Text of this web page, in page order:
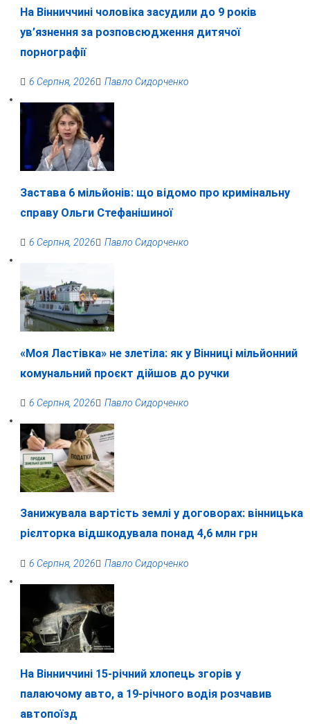
На Вінниччині чоловіка засудили до 9 років
ув’язнення за розповсюдження дитячої
порнографії
6 Серпня, 2026 Павло Сидорченко
Застава 6 мільйонів: що відомо про кримінальну
справу Ольги Стефанішиної
6 Серпня, 2026 Павло Сидорченко
«Моя Ластівка» не злетіла: як у Вінниці мільйонний
комунальний проєкт дійшов до ручки
6 Серпня, 2026 Павло Сидорченко
Занижувала вартість землі у договорах: вінницька
рієлторка відшкодувала понад 4,6 млн грн
6 Серпня, 2026 Павло Сидорченко
На Вінниччині 15-річний хлопець згорів у
палаючому авто, а 19-річного водія розчавив
автопоїзд